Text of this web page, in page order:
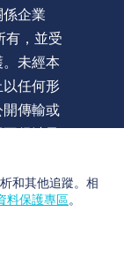
和其他追蹤。相
料保護專區。
企業
有，並受
未經本
任何形
傳輸或
不得涉及
Group
譽。違
責任。